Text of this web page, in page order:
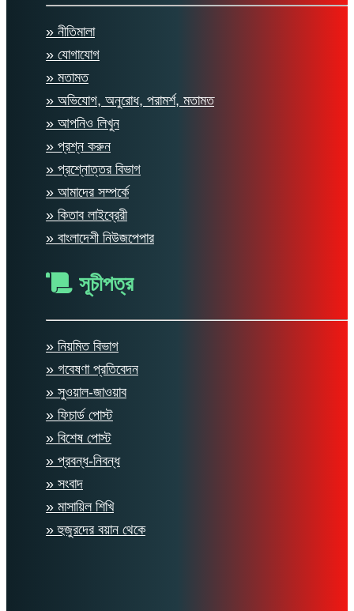
» নীতিমালা
» যোগাযোগ
» মতামত
» অভিযোগ, অনুরোধ, পরামর্শ, মতামত
» আপনিও লিখুন
» প্রশ্ন করুন
» প্রশ্নোত্তর বিভাগ
» আমাদের সম্পর্কে
» কিতাব লাইব্রেরী
» বাংলাদেশী নিউজপেপার
সূচীপত্র
» নিয়মিত বিভাগ
» গবেষণা প্রতিবেদন
» সুওয়াল-জাওয়াব
» ফিচার্ড পোস্ট
» বিশেষ পোস্ট
» প্রবন্ধ-নিবন্ধ
» সংবাদ
» মাসায়িল শিখি
» হুজুরদের বয়ান থেকে